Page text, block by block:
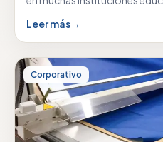
Leer más→
Corporativo